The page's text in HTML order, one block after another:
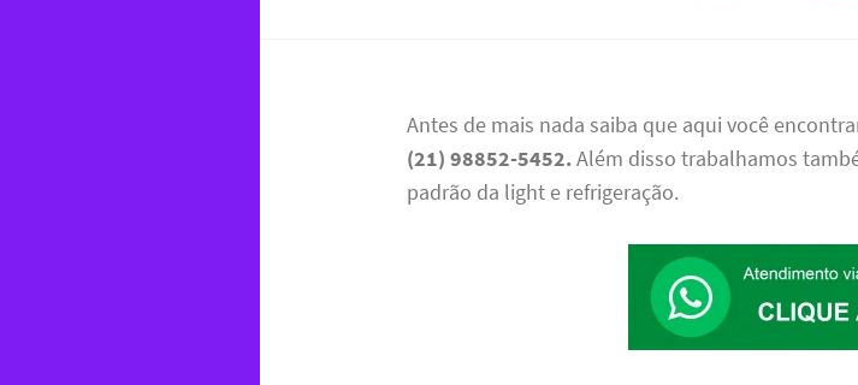
Antes de mais nada saiba que aqui você
(21) 98852-5452.Além disso trabalhamos
padrão da light e refrigeração.